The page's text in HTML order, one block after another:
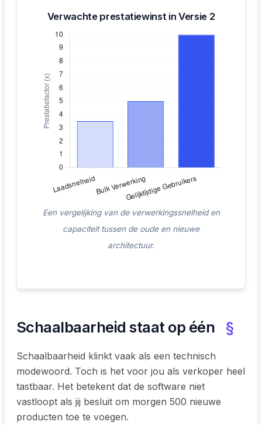
Verwachte prestatiewinst in Versie 2
Een vergelijking van de verwerkingssnelheid en
capaciteit tussen de oude en nieuwe
architectuur.
Schaalbaarheid staat op één §
Schaalbaarheid klinkt vaak als een technisch
modewoord. Toch is het voor jou als verkoper heel
tastbaar. Het betekent dat de software niet
vastloopt als jij besluit om morgen 500 nieuwe
producten toe te voegen.